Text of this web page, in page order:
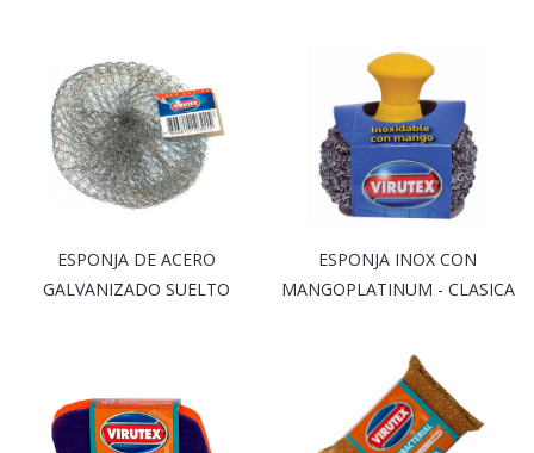
ESPONJA DE ACERO
GALVANIZADO SUELTO
ESPONJA INOX CON
MANGOPLATINUM - CLASICA